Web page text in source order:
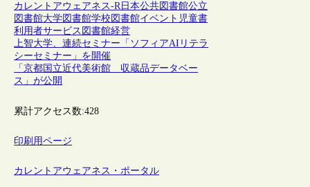
カレントアウェアネス-R日本公共図書館公立
図書館大学図書館学校図書館イベント 児童書
利用者サービス 図書館経営
上智大学、連続セミナー「ソフィアAIリテラ
シーセミナー」を開催
「京都国立近代美術館 収蔵品データベー
ス」が公開
累計アクセス数:428
印刷用ページ
カレントアウェアネス・ポータル